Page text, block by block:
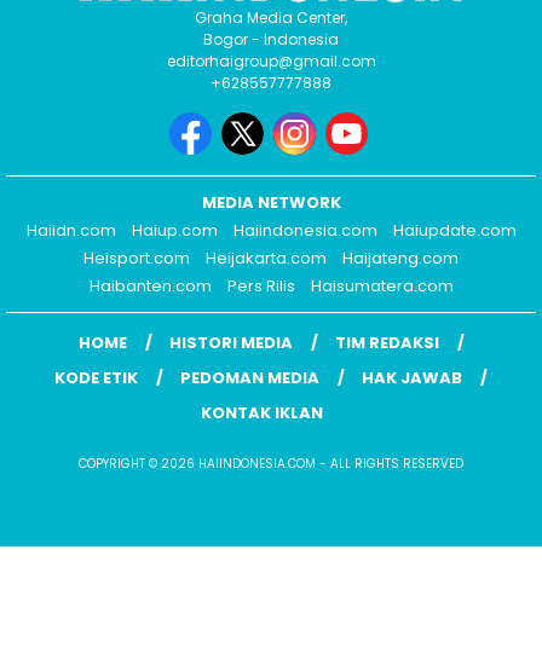
Graha Media Center,
Bogor - Indonesia
editorhaigroup@gmail.com
+628557777888
MEDIA NETWORK
Haiidn.com
Haiup.com Haiindonesia.com
Haiupdate.com
Heisport.com
Heijakarta.com
Haijateng.com
Haibanten.com
Pers Rilis Haisumatera.com
HOME HISTORI MEDIA
TIM REDAKSI
KODE ETIK
PEDOMAN MEDIA
HAK JAWAB
KONTAK IKLAN
COPYRIGHT © 2026 HAIINDONESIA.COM - ALL RIGHTS RESERVED